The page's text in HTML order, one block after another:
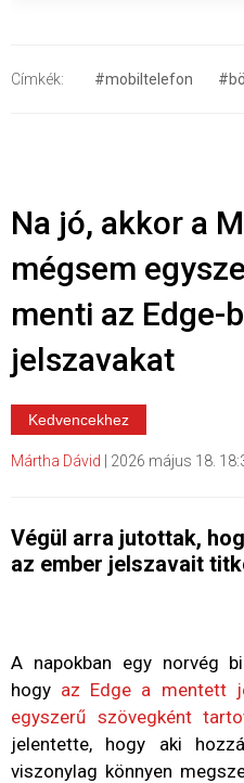
Címkék: #mobiltelefon
Na jó, akkor a
mégsem
menti az Edge-
jelszavakat
Kedvencekhez
Mártha Dávid | 2026 május 18.
Végül arra jutottak,
az ember jelszavait
A napokban egy norvég
hogy az Edge a mentett
egyszerű szövegként
jelentette, hogy aki
viszonylag könnyen